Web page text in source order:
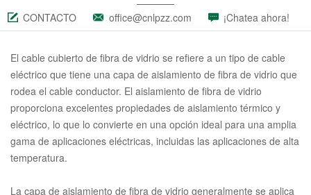
CONTACTO office@cnlpzz.com ¡Chatea ahora!
El cable cubierto de fibra de vidrio se refiere a un tipo de cable
eléctrico que tiene una capa de aislamiento de fibra de vidrio que
rodea el cable conductor. El aislamiento de fibra de vidrio
proporciona excelentes propiedades de aislamiento térmico y
eléctrico, lo que lo convierte en una opción ideal para una amplia
gama de aplicaciones eléctricas, incluidas las aplicaciones de alta
temperatura.
La capa de aislamiento de fibra de vidrio generalmente se aplica